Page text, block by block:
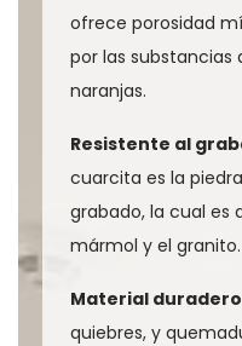
ofrece porosidad
por las substancias
naranjas.
Resistente al
cuarcita es la
grabado, la cual es
mármol y el granito.
Material
quiebres, y